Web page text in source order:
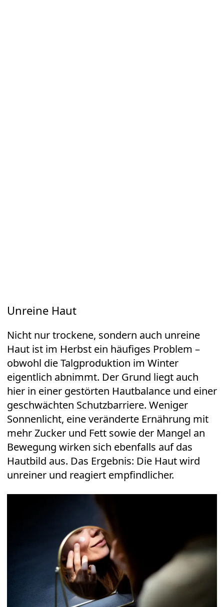
Unreine Haut
Nicht nur trockene, sondern auch unreine
Haut ist im Herbst ein häufiges Problem –
obwohl die Talgproduktion im Winter
eigentlich abnimmt. Der Grund liegt auch
hier in einer gestörten Hautbalance und einer
geschwächten Schutzbarriere. Weniger
Sonnenlicht, eine veränderte Ernährung mit
mehr Zucker und Fett sowie der Mangel an
Bewegung wirken sich ebenfalls auf das
Hautbild aus. Das Ergebnis: Die Haut wird
unreiner und reagiert empfindlicher.